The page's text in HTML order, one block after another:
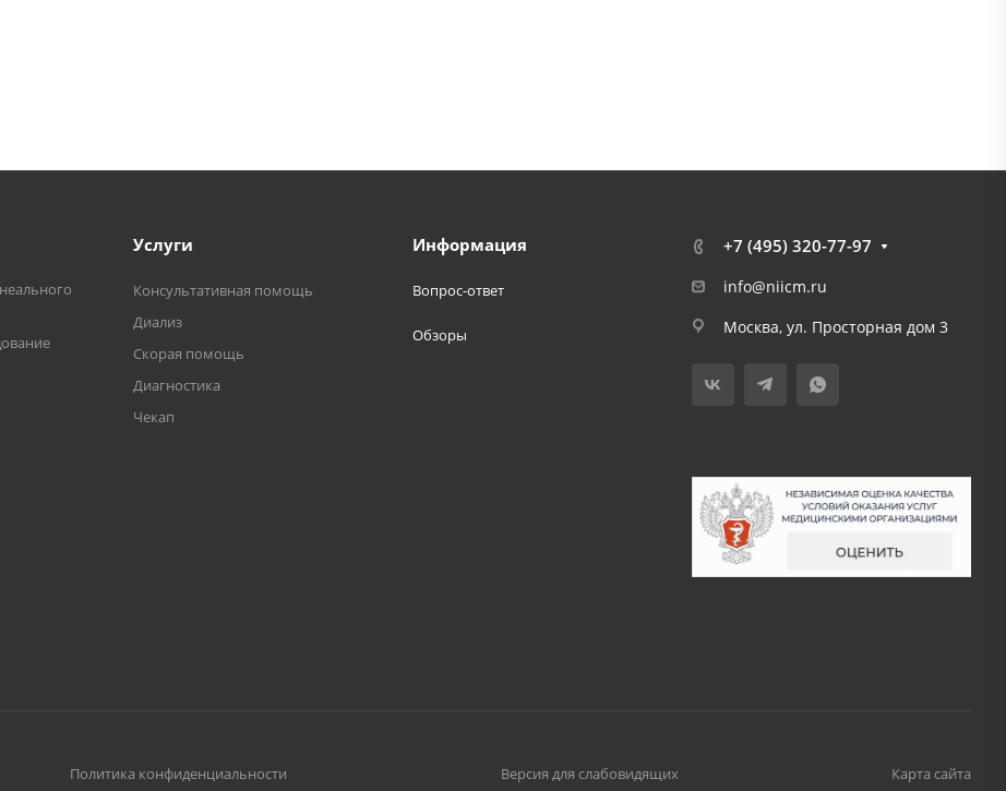
Услуги
Консультативная помощь
Диализ
Скорая помощь
Диагностика
Чекап
Информация
Вопрос-ответ
Обзоры
+7 (495) 320-77-97
info@niicm.ru
Москва, ул. Просторная дом 3
Политика конфиденциальности Версия для слабовидящих Карта сайта